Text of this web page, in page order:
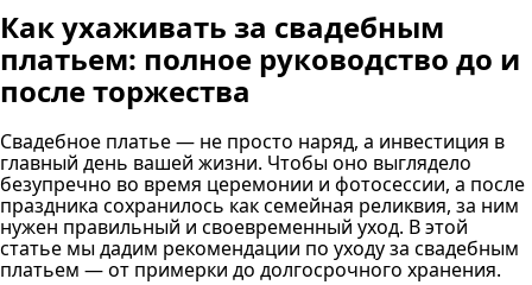
Как ухаживать за свадебным
платьем: полное руководство до и
после торжества
Свадебное платье — не просто наряд, а инвестиция в
главный день вашей жизни. Чтобы оно выглядело
безупречно во время церемонии и фотосессии, а после
праздника сохранилось как семейная реликвия, за ним
нужен правильный и своевременный уход. В этой
статье мы дадим рекомендации по уходу за свадебным
платьем — от примерки до долгосрочного хранения.